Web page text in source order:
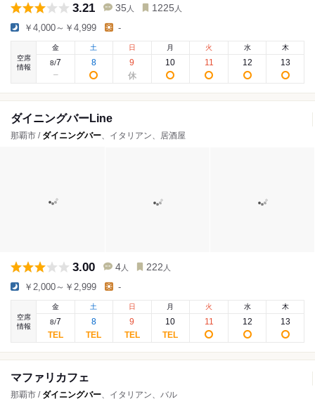
3.21 35 人 1225 人
￥4,000～￥4,999 -
空席
情報
金
8/7
土
8
日
9
月
10
火
11
水
12
木
13
ダイニングバーLine
那覇市 / ダイニングバー、イタリアン、居酒屋
3.00 4 人 222 人
￥2,000～￥2,999 -
空席
情報
金
8/7
土
8
日
9
月
10
火
11
水
12
木
13
マファリカフェ
那覇市 / ダイニングバー、イタリアン、バル